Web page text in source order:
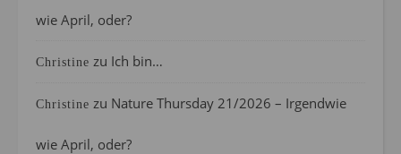
wie April, oder?
Christine zu Ich bin…
Christine zu Nature Thursday 21/2026 – Irgendwie
wie April, oder?